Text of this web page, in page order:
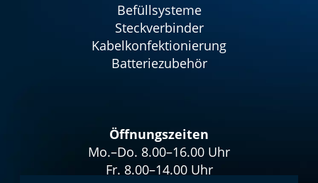
Befüllsysteme
Steckverbinder
Kabelkonfektionierung
Batteriezubehör
Öffnungszeiten
Mo.–Do. 8.00–16.00 Uhr
Fr. 8.00–14.00 Uhr